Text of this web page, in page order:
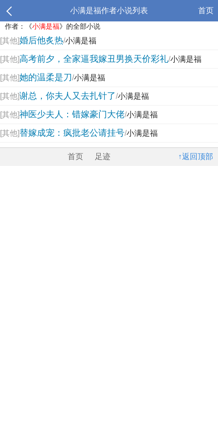
小满是福作者小说列表 首页
作者：《小满是福》的全部小说
[其他]婚后他炙热/小满是福
[其他]高考前夕，全家逼我嫁丑男换天价彩礼/小满是福
[其他]她的温柔是刀/小满是福
[其他]谢总，你夫人又去扎针了/小满是福
[其他]神医少夫人：错嫁豪门大佬/小满是福
[其他]替嫁成宠：疯批老公请挂号/小满是福
↑返回顶部
首页 足迹